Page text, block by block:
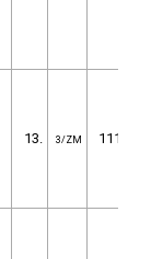
13. 3/ZM 111.77